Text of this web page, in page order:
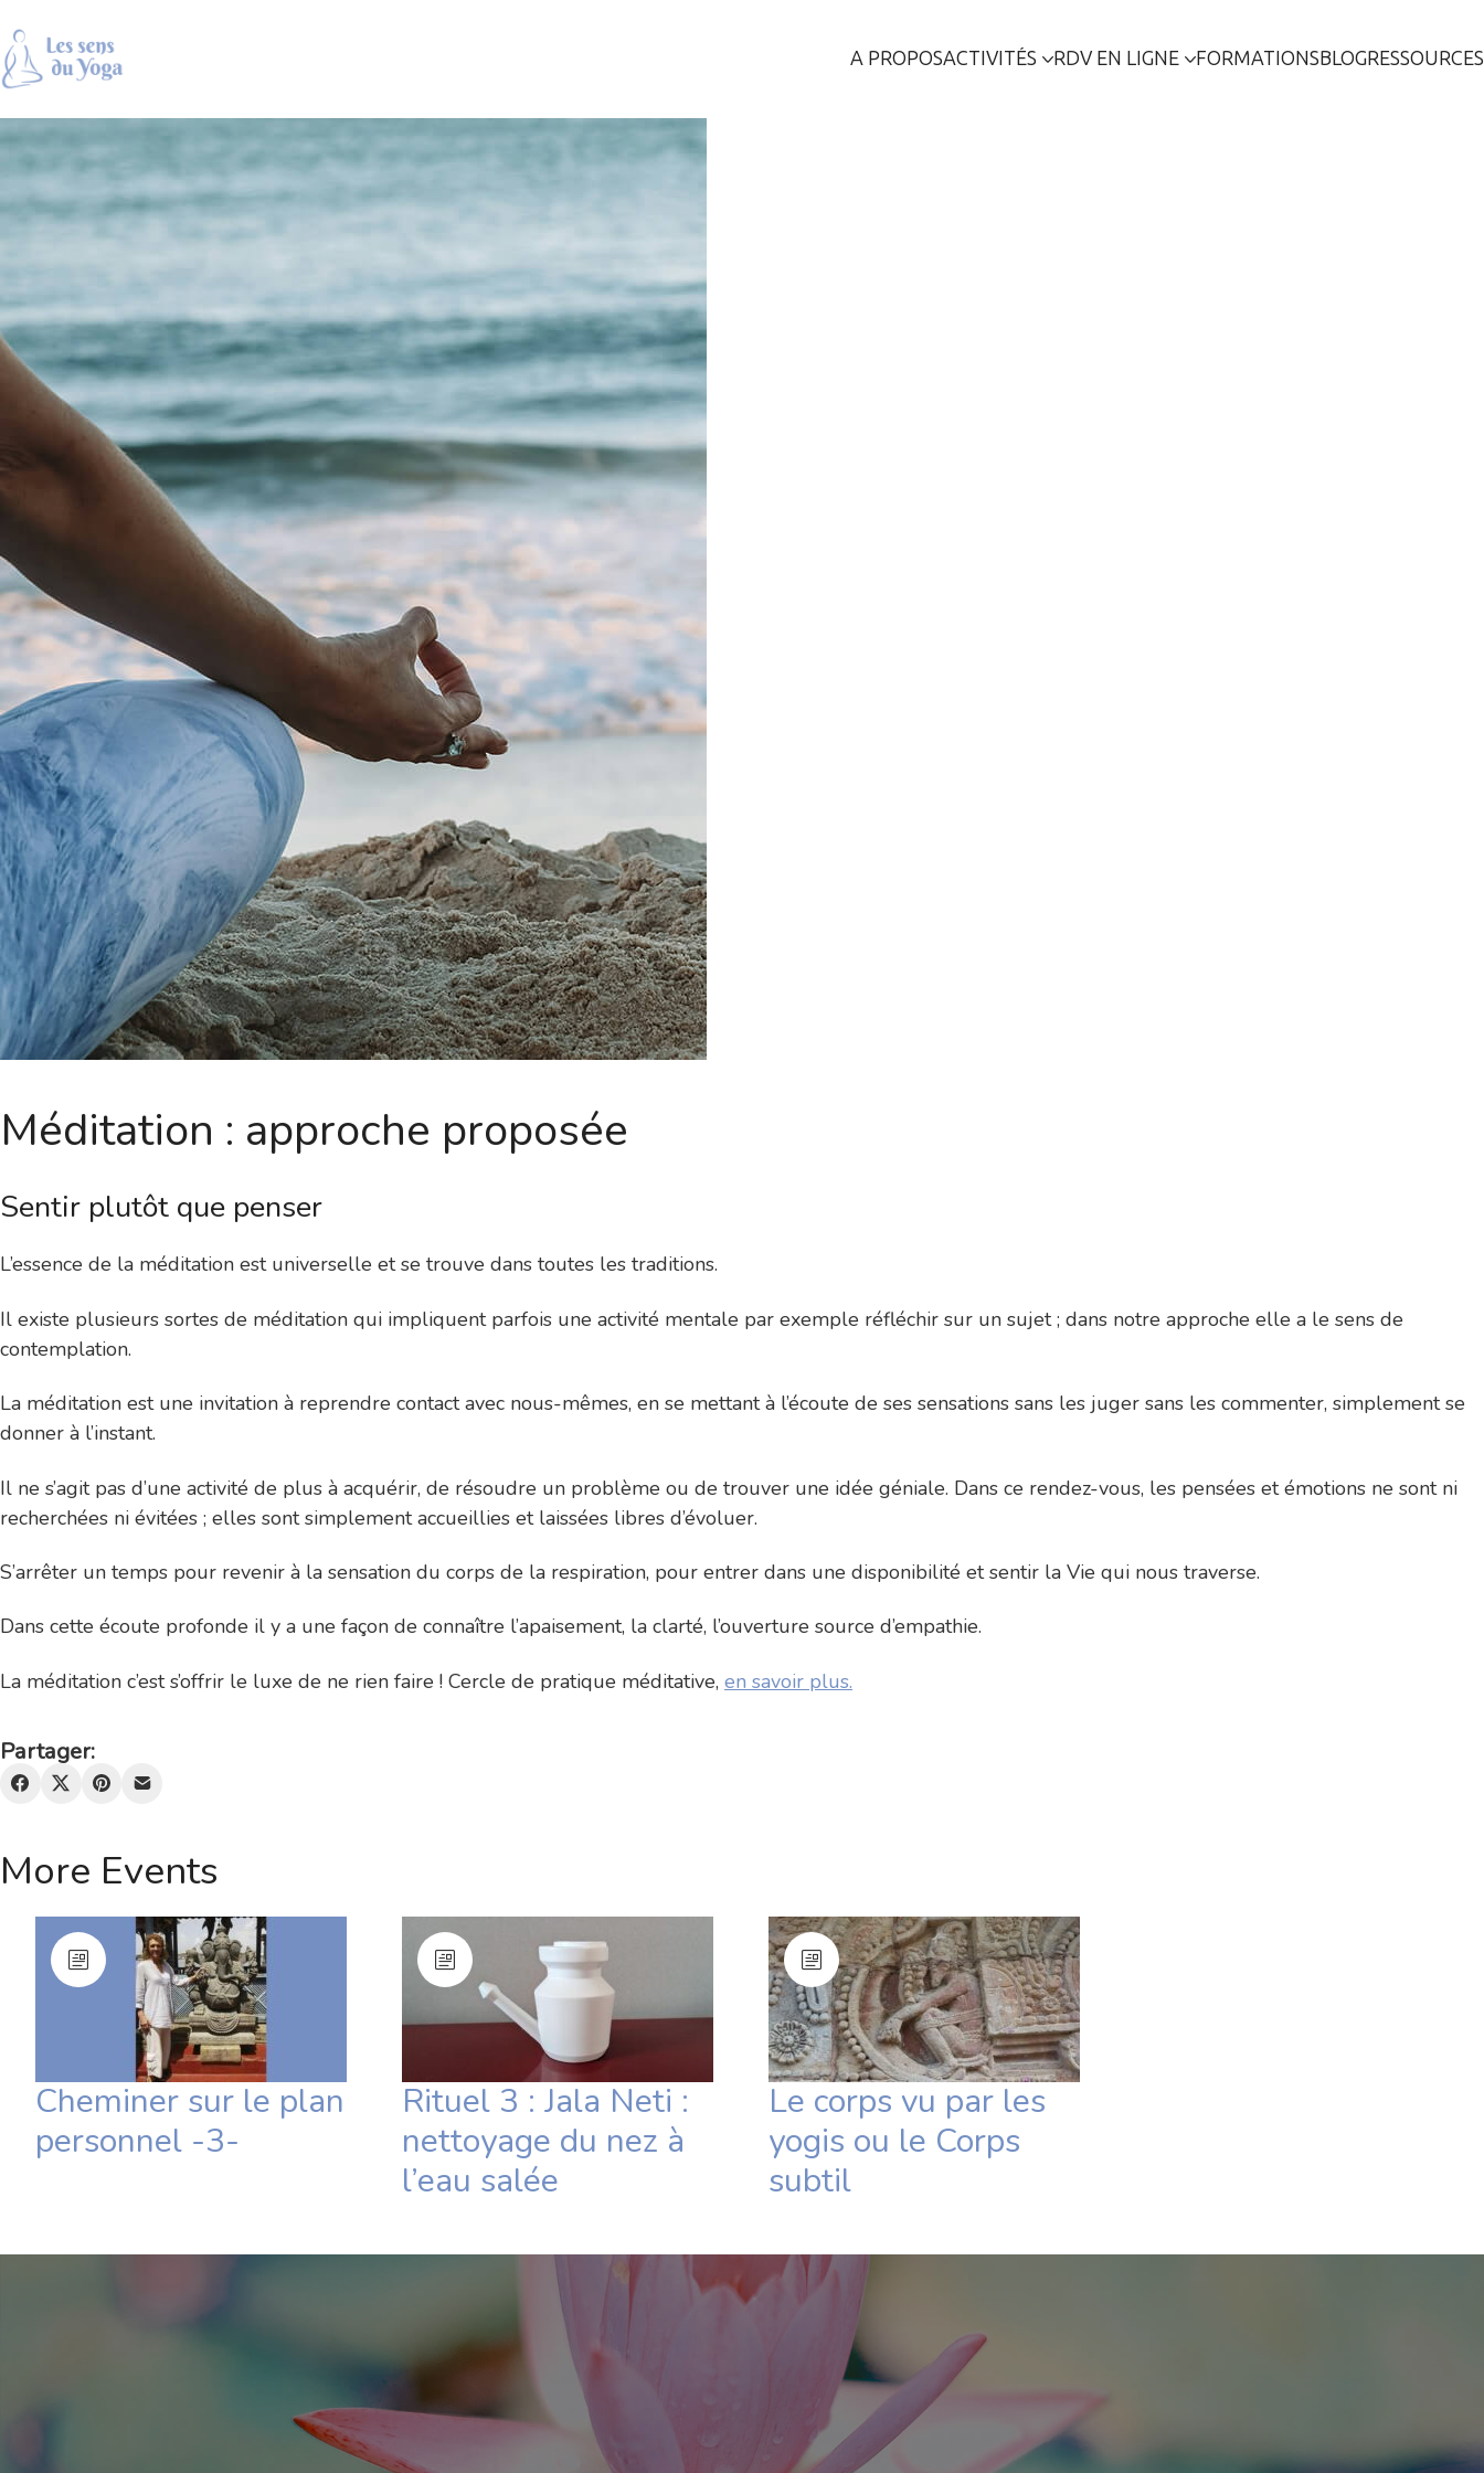
A PROPOSACTIVITÉS RDV EN LIGNE FORMATIONSBLOGRESSOURCES
Méditation : approche proposée
Sentir plutôt que penser
L’essence de la méditation est universelle et se trouve dans toutes les traditions.
Il existe plusieurs sortes de méditation qui impliquent parfois une activité mentale par exemple réfléchir sur un sujet ; dans notre approche elle a le sens de
contemplation.
La méditation est une invitation à reprendre contact avec nous-mêmes, en se mettant à l’écoute de ses sensations sans les juger sans les commenter, simplement se
donner à l’instant.
Il ne s’agit pas d’une activité de plus à acquérir, de résoudre un problème ou de trouver une idée géniale. Dans ce rendez-vous, les pensées et émotions ne sont ni
recherchées ni évitées ; elles sont simplement accueillies et laissées libres d’évoluer.
S’arrêter un temps pour revenir à la sensation du corps de la respiration, pour entrer dans une disponibilité et sentir la Vie qui nous traverse.
Dans cette écoute profonde il y a une façon de connaître l’apaisement, la clarté, l’ouverture source d’empathie.
La méditation c’est s’offrir le luxe de ne rien faire ! Cercle de pratique méditative, en savoir plus.
Partager:
More Events
Cheminer sur le plan
personnel -3-
Rituel 3 : Jala Neti :
nettoyage du nez à
l’eau salée
Le corps vu par les
yogis ou le Corps
subtil